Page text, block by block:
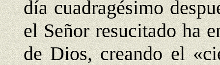
día cuadragésimo
el Señor resucitado ha
de Dios, creando el